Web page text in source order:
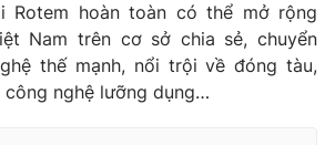
Rotem hoàn toàn có thể mở rộng
Nam trên cơ sở chia sẻ, chuyển
thế mạnh, nổi trội về đóng tàu,
công nghệ lưỡng dụng…